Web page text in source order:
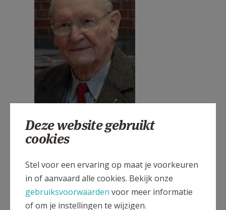
Dokter Dirk Dumoulin, kring Veurne (Ieper
1937-2018)
voorzitter kring Hoboken, lid van de
Deze website gebruikt
cookies
Stel voor een ervaring op maat je voorkeuren
in of aanvaard alle cookies. Bekijk onze
gebruiksvoorwaarden voor meer informatie
of om je instellingen te wijzigen.